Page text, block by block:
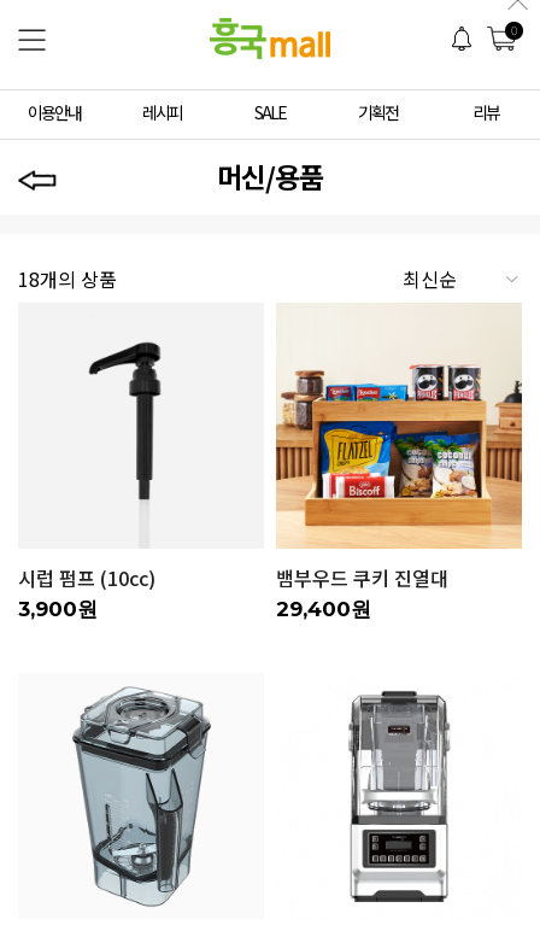
0
이용안내 레시피 SALE 기획전 리뷰
머신/용품
18개의 상품
시럽 펌프 (10cc)
3,900원
뱀부우드 쿠키 진열대
29,400원